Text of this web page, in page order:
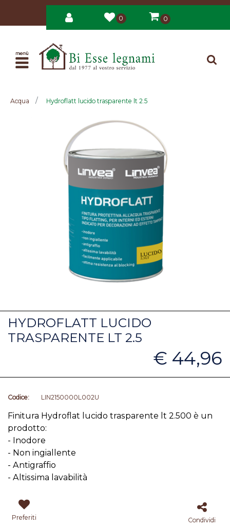
0 0
Open
Acqua Hydroflatt lucido trasparente lt 2.5
HYDROFLATT LUCIDO
TRASPARENTE LT 2.5
€ 44,96
Codice: LIN2150000L002U
Finitura Hydroflat lucido trasparente lt 2.500 è un
prodotto:
- Inodore
- Non ingiallente
- Antigraffio
- Altissima lavabilità
Preferiti Condividi